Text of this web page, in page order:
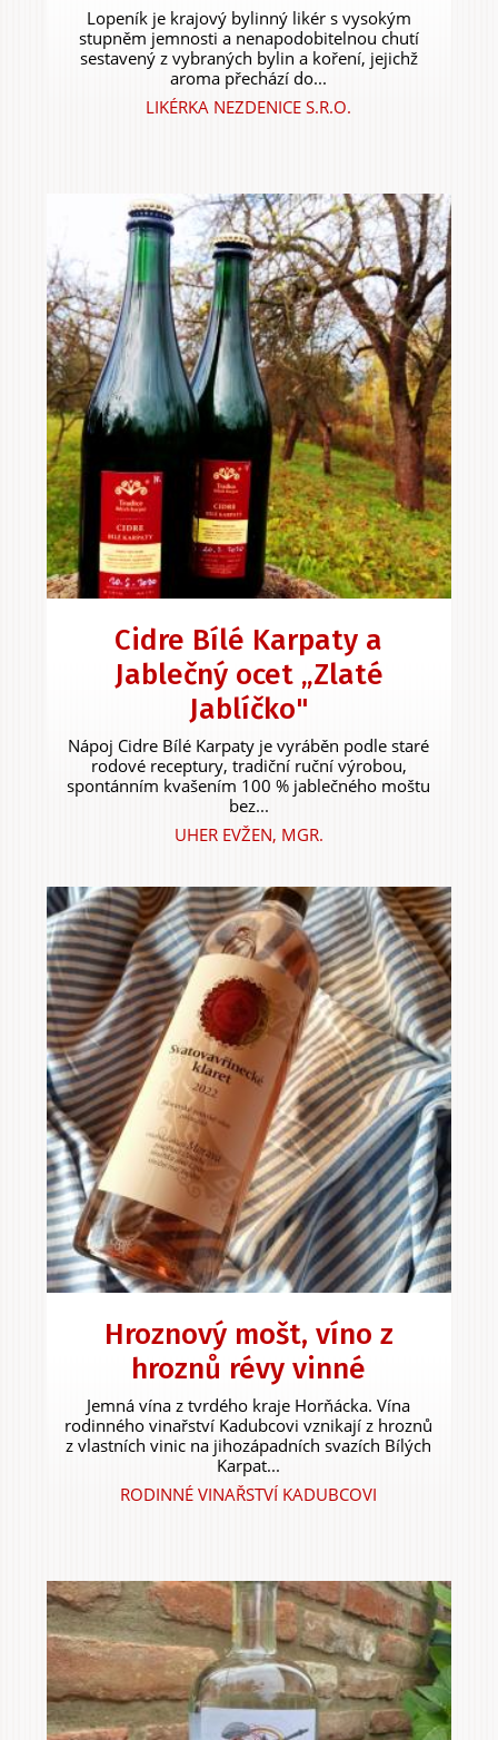
Lopeník je krajový bylinný likér s vysokým
stupněm jemnosti a nenapodobitelnou chutí
sestavený z vybraných bylin a koření, jejichž
aroma přechází do...
LIKÉRKA NEZDENICE S.R.O.
Cidre Bílé Karpaty a
Jablečný ocet „Zlaté
Jablíčko"
Nápoj Cidre Bílé Karpaty je vyráběn podle staré
rodové receptury, tradiční ruční výrobou,
spontánním kvašením 100 % jablečného moštu
bez...
UHER EVŽEN, MGR.
Hroznový mošt, víno z
hroznů révy vinné
Jemná vína z tvrdého kraje Horňácka. Vína
rodinného vinařství Kadubcovi vznikají z hroznů
z vlastních vinic na jihozápadních svazích Bílých
Karpat...
RODINNÉ VINAŘSTVÍ KADUBCOVI